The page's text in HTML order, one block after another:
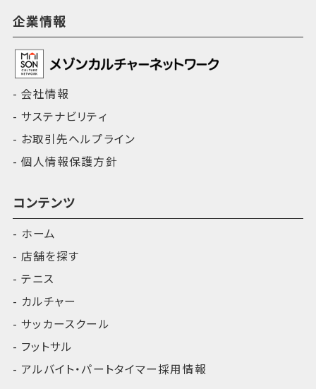
企業情報
会社情報
サステナビリティ
お取引先ヘルプライン
個人情報保護方針
コンテンツ
ホーム
店舗を探す
テニス
カルチャー
サッカースクール
フットサル
アルバイト・パートタイマー採用情報